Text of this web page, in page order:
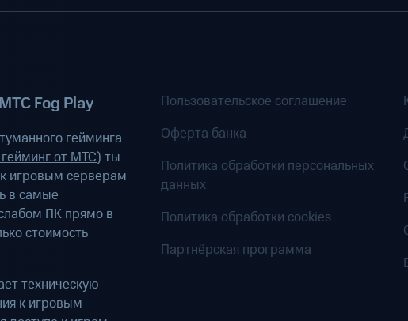
Fog Play
гейминга
от МТС) ты
игровым серверам
в самые
ПК прямо в
стоимость
техническую
к игровым
Пользовательское соглашение
Оферта банка
Политика обработки персональных
данных
Политика обработки cookies
Партнёрская программа